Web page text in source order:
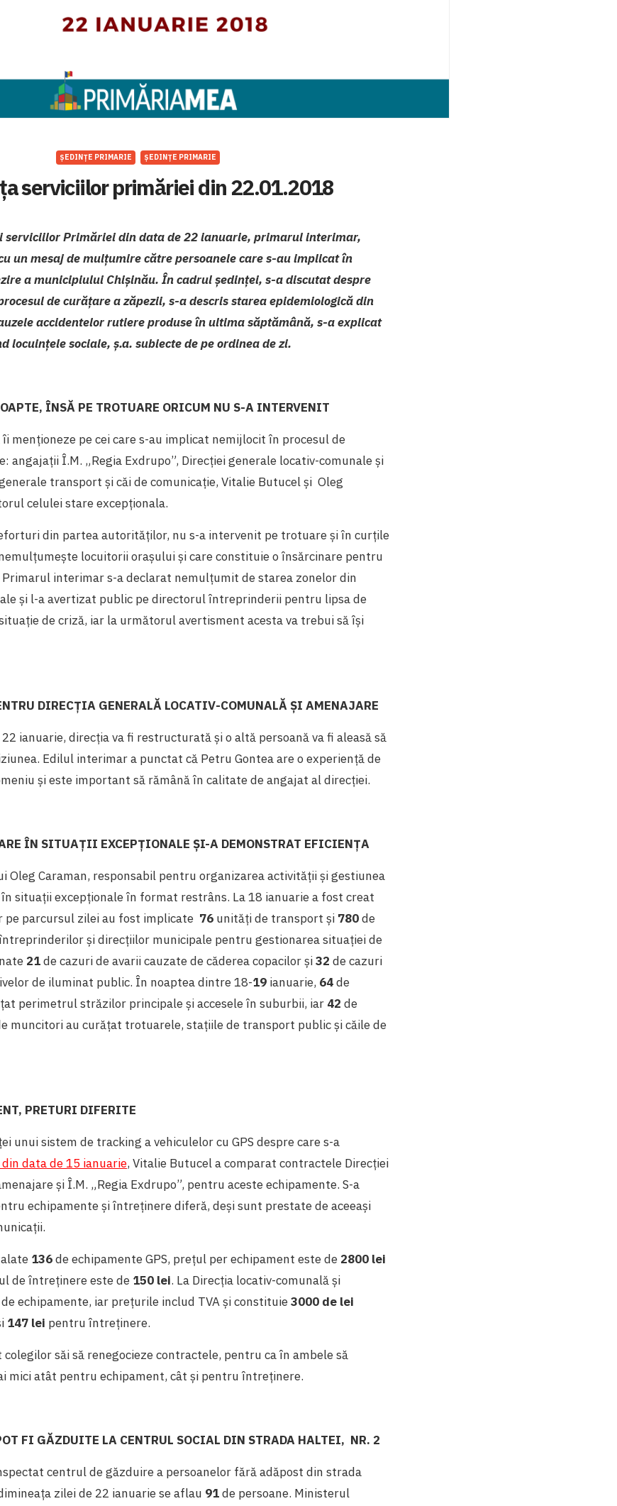
ȘEDINȚE PRIMARIE ȘEDINȚE PRIMARIE
serviciilor primăriei din 22.01.2018
serviciilor Primăriei din data de 22 ianuarie, primarul interimar,
un mesaj de mulțumire către persoanele care s-au implicat în
a municipiului Chișinău. În cadrul ședinței, s-a discutat despre
de curățare a zăpezii, s-a descris starea epidemiologică din
accidentelor rutiere produse în ultima săptămână, s-a explicat
locuințele sociale, ş.a. subiecte de pe ordinea de zi.
ÎNSĂ PE TROTUARE ORICUM NU S-A INTERVENIT
îi menționeze pe cei care s-au implicat nemijlocit în procesul de
angajațiiÎ.M. „Regia Exdrupo”, Direcției generale locativ-comunale și
transport și căi de comunicație, Vitalie Butucel şi Oleg
celulei stare excepționala.
din partea autorităților, nu s-a intervenit pe trotuare și în curțile
locuitorii orașului și care constituie o însărcinare pentru
interimar s-a declarat nemulțumit de starea zonelor din
și l-a avertizat public pe directorul întreprinderii pentru lipsa de
de criză, iar la următorul avertisment acesta va trebui să își
DIRECȚIA GENERALĂ LOCATIV-COMUNALĂ ŞI AMENAJARE
ianuarie, direcția va fi restructurată și o altă persoană va fi aleasă să
Edilul interimar a punctat că Petru Gontea are o experiență de
și este important să rămână în calitate de angajat al direcției.
ÎN SITUAȚII EXCEPȚIONALE ŞI-A DEMONSTRAT EFICIENȚA
Oleg Caraman, responsabil pentru organizarea activității şi gestiunea
situații excepționale în format restrâns. La 18 ianuarie a fost creat
pe parcursul zilei au fost implicate 76 unități de transport și 780de
și direcțiilor municipale pentru gestionarea situației de
21de cazuri de avarii cauzate de căderea copacilor și32 de cazuri
de iluminat public. În noaptea dintre 18-19 ianuarie, 64de
perimetrul străzilor principale și accesele în suburbii, iar 42 de
muncitori au curățat trotuarele, stațiile de transport public și căile de
PRETURI DIFERITE
unui sistem de tracking a vehiculelor cu GPS despre care s-a
data de 15 ianuarie, Vitalie Butucel a comparat contractele Direcției
și Î.M. „Regia Exdrupo”, pentru aceste echipamente. S-a
echipamente și întreținere diferă, deși sunt prestate de aceeași
136de echipamente GPS, prețul per echipament este de 2800 lei
de întreținere este de 150 lei. La Direcția locativ-comunală şi
de echipamente, iar prețurile includ TVA și constituie3000 de lei
147 lei pentru întreținere.
colegilor săi să renegocieze contractele, pentru ca în ambele să
mici atât pentru echipament, cât și pentru întreținere.
FI GĂZDUITE LA CENTRUL SOCIAL DIN STRADA HALTEI, NR. 2
centrul de găzduire a persoanelor fără adăpost din strada
zilei de 22 ianuarie se aflau 91de persoane. Ministerul